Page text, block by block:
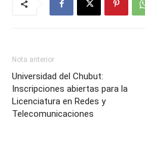
Nota anterior
Universidad del Chubut:
Inscripciones abiertas para la
Licenciatura en Redes y
Telecomunicaciones